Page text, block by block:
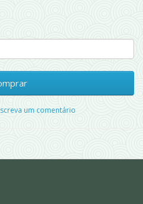
um comentário